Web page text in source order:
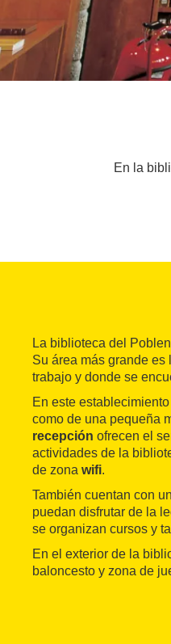
En la
La biblioteca del
Su área más grande es
trabajo y donde se
En este
como de una pequeña
recepción ofrecen el
actividades de la
de zona wifi.
También cuentan con
puedan disfrutar de la
se organizan cursos y
En el exterior de la
baloncesto y zona de